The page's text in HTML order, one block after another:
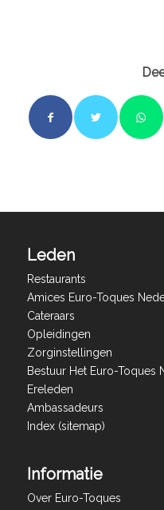
Leden
Restaurants
Amices Euro-Toques
Cateraars
Opleidingen
Zorginstellingen
Bestuur Het Euro-Toques
Ereleden
Ambassadeurs
Index (sitemap)
Informatie
Over Euro-Toques